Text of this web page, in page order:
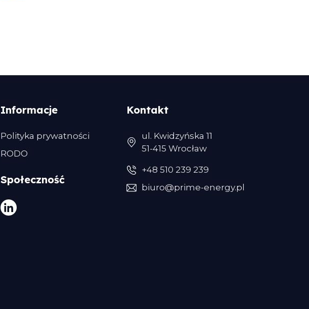
Informacje
Polityka prywatności
RODO
Społeczność
Kontakt
ul. Kwidzyńska 11
51-415 Wrocław
+48 510 239 239
biuro@prime-energy.pl